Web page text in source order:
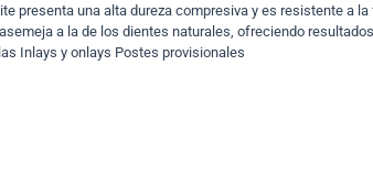
presenta una alta dureza compresiva y es resistente a
a la de los dientes naturales, ofreciendo
Inlays y onlays Postes provisionales